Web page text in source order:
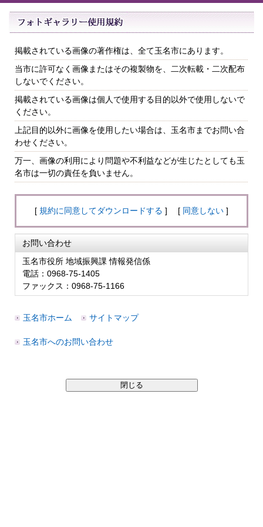
掲載されている画像の著作権は、全て玉名市にあります。
当市に許可なく画像またはその複製物を、二次転載・二次配布
しないでください。
掲載されている画像は個人で使用する目的以外で使用しないで
ください。
上記目的以外に画像を使用したい場合は、玉名市までお問い合
わせください。
万一、画像の利用により問題や不利益などが生じたとしても玉
名市は一切の責任を負いません。
[ 規約に同意してダウンロードする ] [ 同意しない ]
お問い合わせ
玉名市役所 地域振興課 情報発信係
電話：0968-75-1405
ファックス：0968-75-1166
玉名市ホーム サイトマップ
玉名市へのお問い合わせ